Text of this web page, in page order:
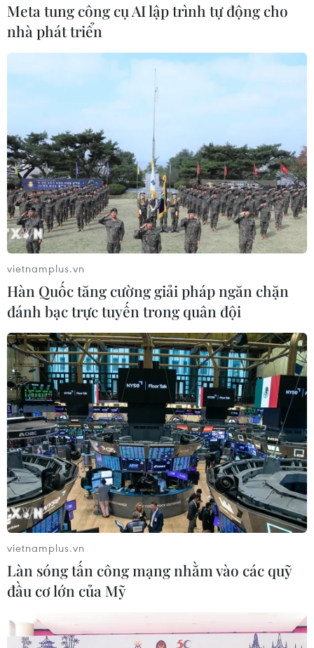
HLV Park Hang-seo: 'U22 Việt Nam cần
tính toán thông minh ở SEA Games'
Huấn luyện viên người Hàn Quốc chia sẻ rằng U22 Việt
để nắm ưu thế và giành kết quả tốt nhất ở SEA Games
30 với mục tiêu giành huy chương vàng.
Meta tung công cụ AI lập trình tự động cho
nhà phát triển
vietnamplus.vn
Hàn Quốc tăng cường giải pháp ngăn chặn
đánh bạc trực tuyến trong quân đội
vietnamplus.vn
Làn sóng tấn công mạng nhằm vào các quỹ
đầu cơ lớn của Mỹ